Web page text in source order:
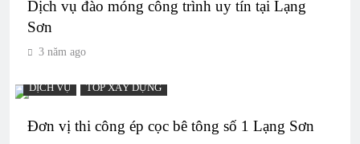
Dịch vụ đào móng công trình uy tín tại Lạng
Sơn
3 năm ago
DỊCH VỤ TOP XÂY DỰNG
Đơn vị thi công ép cọc bê tông số 1 Lạng Sơn